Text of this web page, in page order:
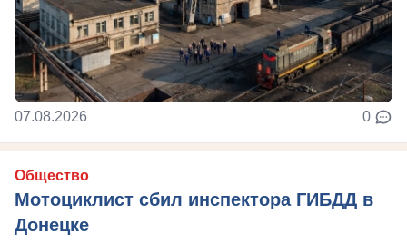
07.08.2026 0
Общество
Мотоциклист сбил инспектора ГИБДД в
Донецке